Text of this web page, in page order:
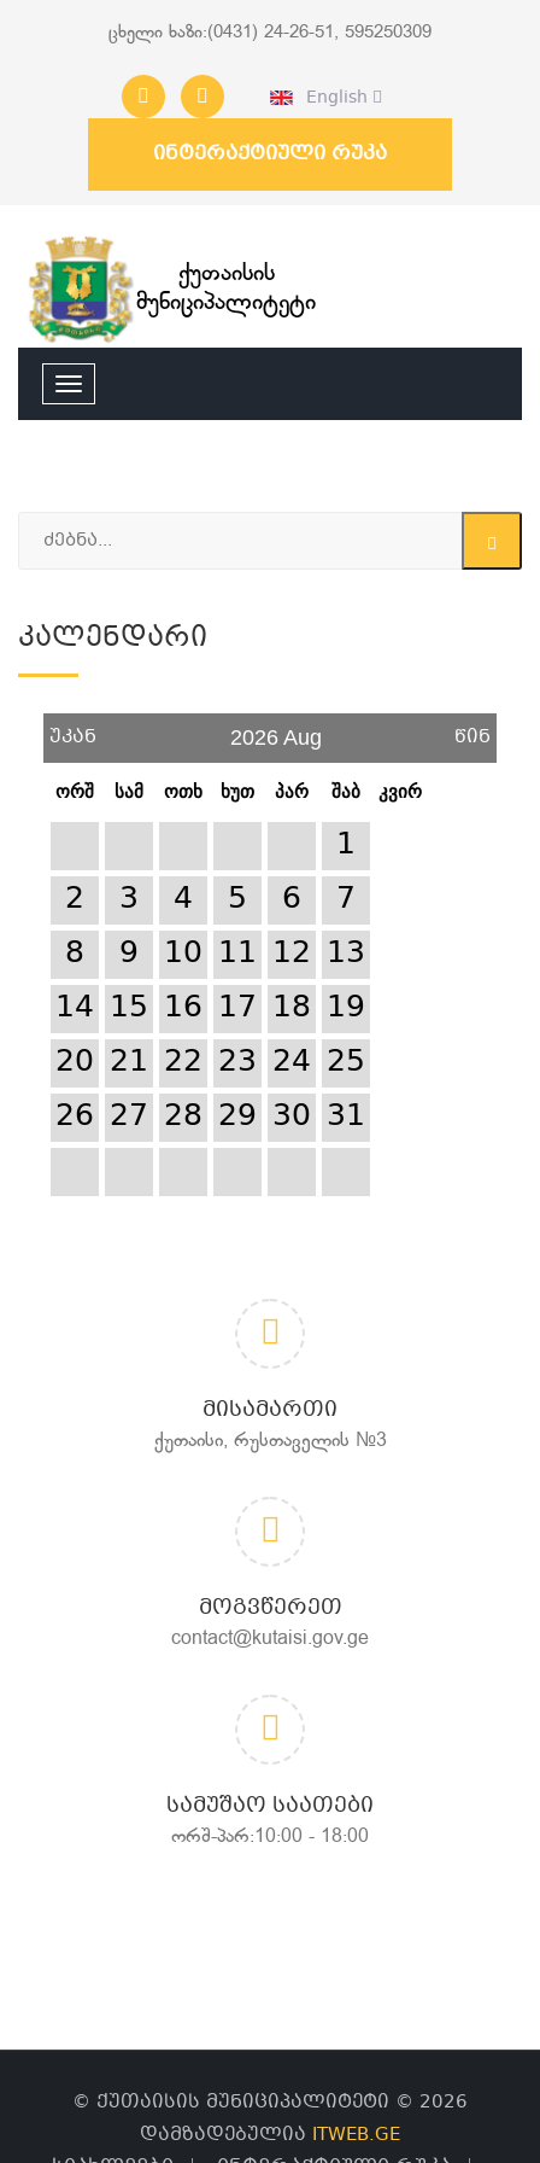
ცხელი ხაზი:(0431) 24-26-51, 595250309
English
ინტერაქტიული რუკა
ქუთაისის
მუნიციპალიტეტი
Კალენდარი
უკან 2026 Aug წინ
ორშ სამ ოთხ ხუთ პარ შაბ კვირ
1
2
3 4 5 6
7
8
9 10 11 12 13
14 15 16 17 18 19
20 21 22 23 24 25
26 27 28 29 30 31
ᲛᲘᲡᲐᲛᲐᲠᲗᲘ
ქუთაისი, რუსთაველის №3
ᲛᲝᲒᲕᲬᲔᲠᲔᲗ
contact@kutaisi.gov.ge
ᲡᲐᲛᲣᲨᲐᲝ ᲡᲐᲐᲗᲔᲑᲘ
ორშ-პარ:10:00 - 18:00
© ქუთაისის მუნიციპალიტეტი © 2026
დამზადებულია ITWEB.GE